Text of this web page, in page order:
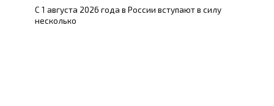
С 1 августа 2026 года в России вступают в силу
несколько